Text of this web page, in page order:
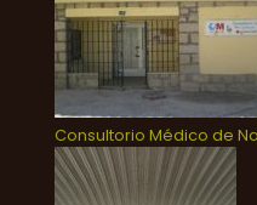
Consultorio Médico de